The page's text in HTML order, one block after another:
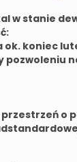
w stanie
ok. koniec
pozwoleniu
o